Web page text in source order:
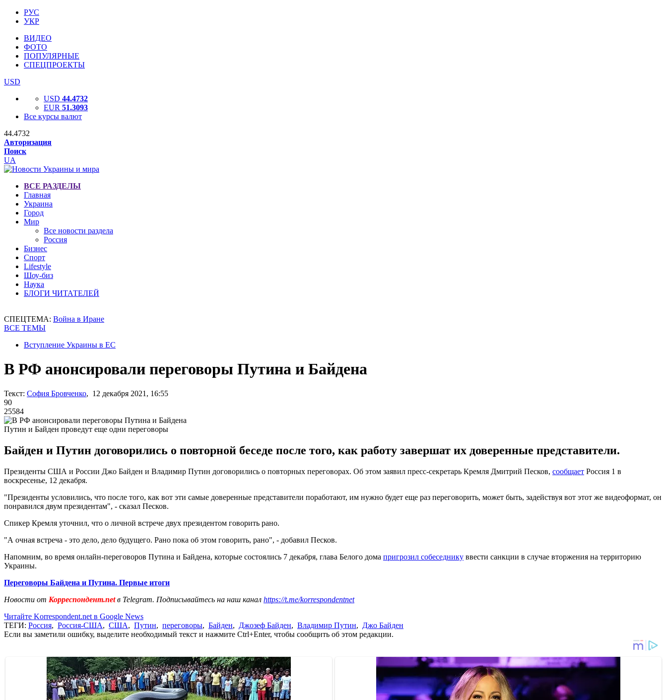
РУС
УКР
ВИДЕО
ФОТО
ПОПУЛЯРНЫЕ
СПЕЦПРОЕКТЫ
USD
USD 44.4732
EUR 51.3093
Все курсы валют
44.4732
Авторизация
Поиск
UA
ВСЕ РАЗДЕЛЫ
Главная
Украина
Город
Мир
Все новости раздела
Россия
Бизнес
Спорт
Lifestyle
Шоу-биз
Наука
БЛОГИ ЧИТАТЕЛЕЙ
СПЕЦТЕМА: Война в Иране
ВСЕ ТЕМЫ
Вступление Украины в ЕС
В РФ анонсировали переговоры Путина и Байдена
Текст: София Бровченко, 12 декабря 2021, 16:55
90
25584
Путин и Байден проведут еще одни переговоры
Байден и Путин договорились о повторной беседе после того, как работу завершат их доверенные представители.
Президенты США и России Джо Байден и Владимир Путин договорились о повторных переговорах. Об этом заявил пресс-секретарь Кремля Дмитрий Песков, сообщает Россия 1 в
воскресенье, 12 декабря.
"Президенты условились, что после того, как вот эти самые доверенные представители поработают, им нужно будет еще раз переговорить, может быть, задействуя вот этот же видеоформат, он
понравился двум президентам", - сказал Песков.
Спикер Кремля уточнил, что о личной встрече двух президентом говорить рано.
"А очная встреча - это дело, дело будущего. Рано пока об этом говорить, рано", - добавил Песков.
Напомним, во время онлайн-переговоров Путина и Байдена, которые состоялись 7 декабря, глава Белого дома пригрозил собеседнику ввести санкции в случае вторжения на территорию
Украины.
Переговоры Байдена и Путина. Первые итоги
Новости от Корреспондент.netв Telegram. Подписывайтесь на наш канал https://t.me/korrespondentnet
Читайте Korrespondent.net в Google News
ТЕГИ: Россия, Россия-США, США, Путин, переговоры, Байден, Джозеф Байден, Владимир Путин, Джо Байден
Если вы заметили ошибку, выделите необходимый текст и нажмите Ctrl+Enter, чтобы сообщить об этом редакции.